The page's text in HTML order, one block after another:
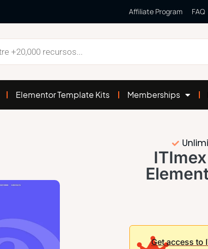
Affiliate Program FAQ
Elementor Template Kits Memberships
Get access to